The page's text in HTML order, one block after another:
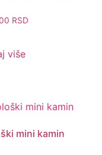
RSD
više
mini kamin